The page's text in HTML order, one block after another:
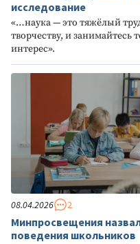
исследование
«…наука — это тяжёлый
творчеству, и
интерес».
08.04.2026 2
Минпросвещения
поведения школьников